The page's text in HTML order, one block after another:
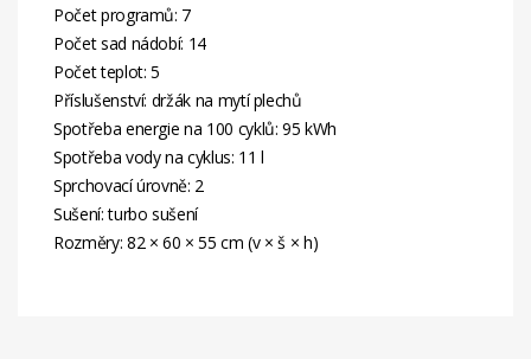
Počet programů: 7
Počet sad nádobí: 14
Počet teplot: 5
Příslušenství: držák na mytí plechů
Spotřeba energie na 100 cyklů: 95 kWh
Spotřeba vody na cyklus: 11 l
Sprchovací úrovně: 2
Sušení: turbo sušení
Rozměry: 82 × 60 × 55 cm (v × š × h)